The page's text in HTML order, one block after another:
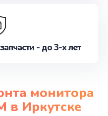
- до 3-х лет
монитора
в Иркутске